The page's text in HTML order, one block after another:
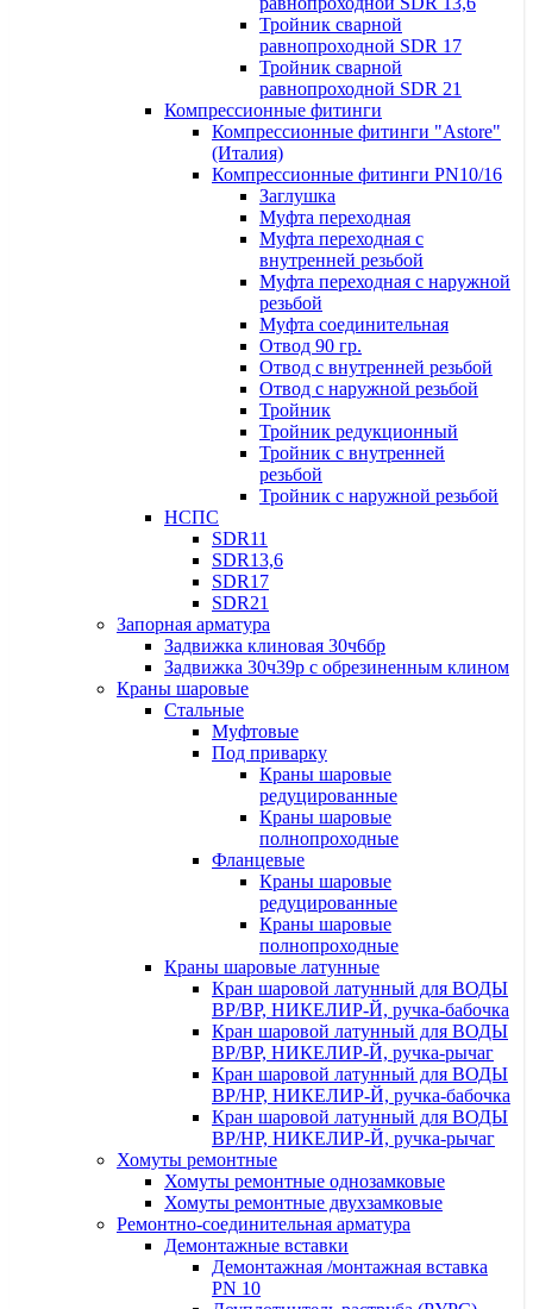
Тройник сварной
равнопроходной SDR 17
Тройник сварной
равнопроходной SDR 21
Компрессионные фитинги
Компрессионные фитинги "Astore"
(Италия)
Компрессионные фитинги PN10/16
Заглушка
Муфта переходная
Муфта переходная с
внутренней резьбой
Муфта переходная с наружной
резьбой
Муфта соединительная
Отвод 90 гр.
Отвод с внутренней резьбой
Отвод с наружной резьбой
Тройник
Тройник редукционный
Тройник с внутренней
резьбой
Тройник с наружной резьбой
НСПС
SDR11
SDR13,6
SDR17
SDR21
Запорная арматура
Задвижка клиновая 30ч6бр
Задвижка 30ч39р с обрезиненным клином
Краны шаровые
Стальные
Муфтовые
Под приварку
Краны шаровые
редуцированные
Краны шаровые
полнопроходные
Фланцевые
Краны шаровые
редуцированные
Краны шаровые
полнопроходные
Краны шаровые латунные
Кран шаровой латунный для ВОДЫ
ВР/ВР, НИКЕЛИР-Й, ручка-бабочка
Кран шаровой латунный для ВОДЫ
ВР/ВР, НИКЕЛИР-Й, ручка-рычаг
Кран шаровой латунный для ВОДЫ
ВР/НР, НИКЕЛИР-Й, ручка-бабочка
Кран шаровой латунный для ВОДЫ
ВР/НР, НИКЕЛИР-Й, ручка-рычаг
Хомуты ремонтные
Хомуты ремонтные однозамковые
Хомуты ремонтные двухзамковые
Ремонтно-соединительная арматура
Демонтажные вставки
Демонтажная /монтажная вставка
PN 10